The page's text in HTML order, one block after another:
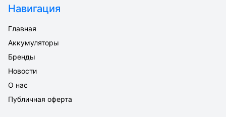
Навигация
Главная
Аккумуляторы
Бренды
Новости
О нас
Публичная оферта